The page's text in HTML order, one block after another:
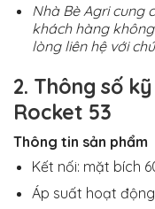
Nhà Bè Agri cung
khách hàng
lòng liên hệ với
2. Thông số
Rocket 53
Thông tin sản phẩm
Kết nối: mặt bích
Áp suất hoạt